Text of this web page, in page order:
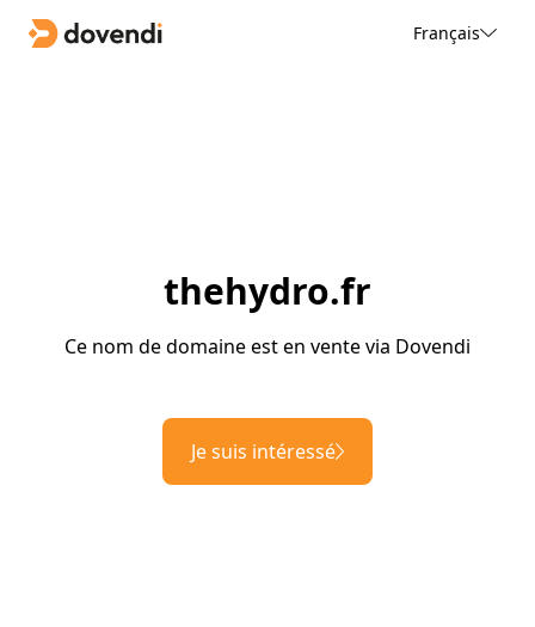
Français
thehydro.fr
Ce nom de domaine est en vente via Dovendi
Je suis intéressé